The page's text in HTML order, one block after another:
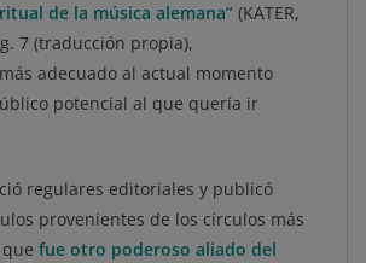
de la música alemana” (KATER,
7 (traducción propia),
adecuado al actual momento
potencial al que quería ir
regulares editoriales y publicó
provenientes de los círculos más
fue otro poderoso aliado del